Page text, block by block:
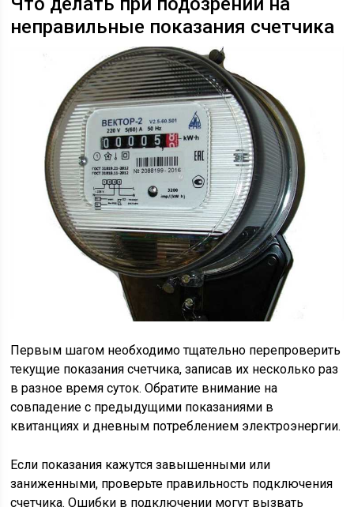
неправильные показания счетчика
Первым шагом необходимо тщательно перепроверить
текущие показания счетчика, записав их несколько раз
в разное время суток. Обратите внимание на
совпадение с предыдущими показаниями в
квитанциях и дневным потреблением электроэнергии.
Если показания кажутся завышенными или
заниженными, проверьте правильность подключения
счетчика. Ошибки в подключении могут вызвать